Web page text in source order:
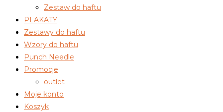
Zestaw do haftu
PLAKATY
Zestawy do haftu
Wzory do haftu
Punch Needle
Promocje
outlet
Moje konto
Koszyk